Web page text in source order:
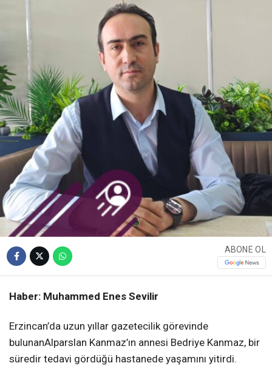
ABONE OL
Haber: Muhammed Enes Sevilir
Erzincan’da uzun yıllar gazetecilik görevinde
bulunanAlparslan Kanmaz’ın annesi Bedriye Kanmaz, bir
süredir tedavi gördüğü hastanede yaşamını yitirdi.